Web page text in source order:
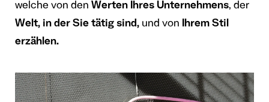
welche von den Werten Ihres Unternehmens, der
Welt, in der Sie tätig sind, und von Ihrem Stil
erzählen.